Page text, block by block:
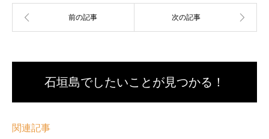
石垣島でしたいことが見つかる！
関連記事